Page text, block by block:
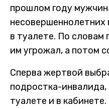
прошлом году
несовершеннолетних
в туалете. По
им угрожал, а потом
Сперва жертвой
подростка-инвалида,
туалете и в